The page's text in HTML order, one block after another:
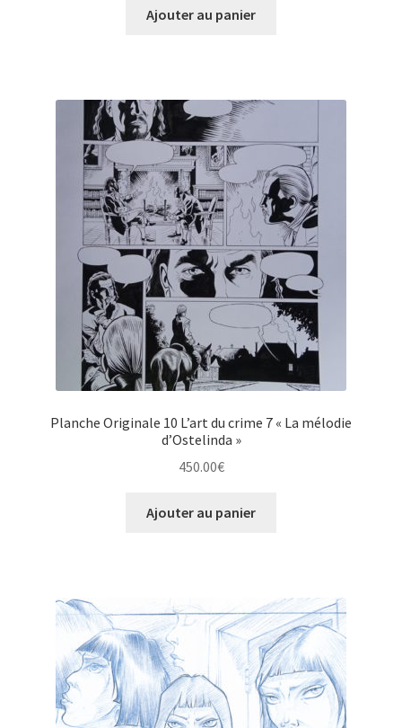
Ajouter au panier
Planche Originale 10 L’art du crime 7 « La mélodie
d’Ostelinda »
450.00€
Ajouter au panier